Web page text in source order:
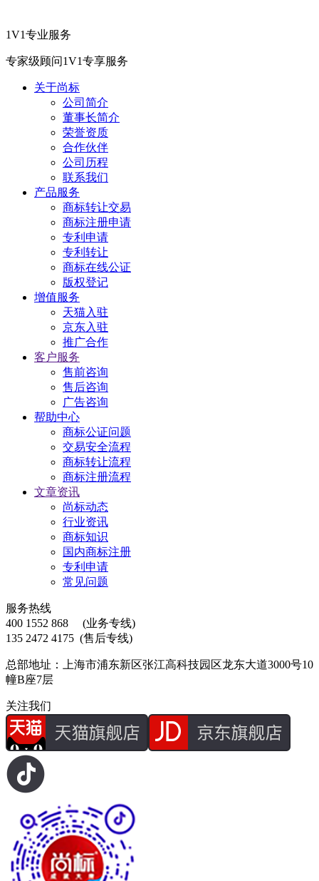
1V1专业服务
专家级顾问1V1专享服务
关于尚标
公司简介
董事长简介
荣誉资质
合作伙伴
公司历程
联系我们
产品服务
商标转让交易
商标注册申请
专利申请
专利转让
商标在线公证
版权登记
增值服务
天猫入驻
京东入驻
推广合作
客户服务
售前咨询
售后咨询
广告咨询
帮助中心
商标公证问题
交易安全流程
商标转让流程
商标注册流程
文章资讯
尚标动态
行业资讯
商标知识
国内商标注册
专利申请
常见问题
服务热线
400 1552 868
(业务专线)
135 2472 4175 (售后专线)
总部地址：上海市浦东新区张江高科技园区龙东大道3000号10
幢B座7层
关注我们